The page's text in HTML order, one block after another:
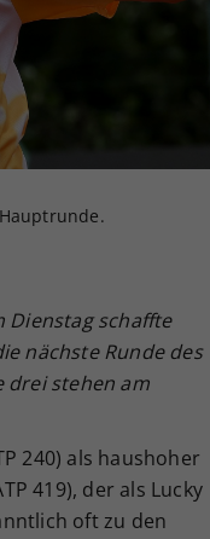
Dienstag schaffte
nächste Runde des
drei stehen am
240) als haushoher
419), der als Lucky
oft zu den
Einstellungen, falls der
dies eingestellt hat.